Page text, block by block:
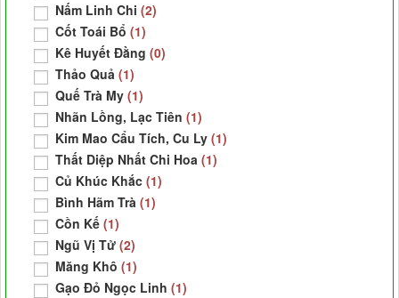
Nấm Linh Chi (2)
Cốt Toái Bổ (1)
Kê Huyết Đằng (0)
Thảo Quả (1)
Quế Trà My (1)
Nhãn Lồng, Lạc Tiên (1)
Kim Mao Cẩu Tích, Cu Ly (1)
Thất Diệp Nhất Chi Hoa (1)
Củ Khúc Khắc (1)
Bình Hãm Trà (1)
Cồn Kế (1)
Ngũ Vị Tử (2)
Măng Khô (1)
Gạo Đỏ Ngọc Linh (1)